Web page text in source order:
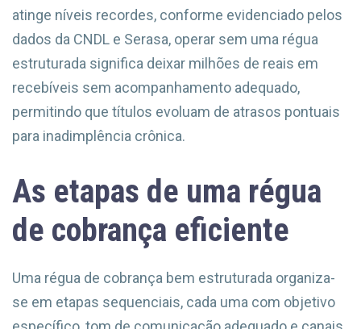
atinge níveis recordes, conforme evidenciado pelos
dados da CNDL e Serasa, operar sem uma régua
estruturada significa deixar milhões de reais em
recebíveis sem acompanhamento adequado,
permitindo que títulos evoluam de atrasos pontuais
para inadimplência crônica.
As etapas de uma régua
de cobrança eficiente
Uma régua de cobrança bem estruturada organiza-
se em etapas sequenciais, cada uma com objetivo